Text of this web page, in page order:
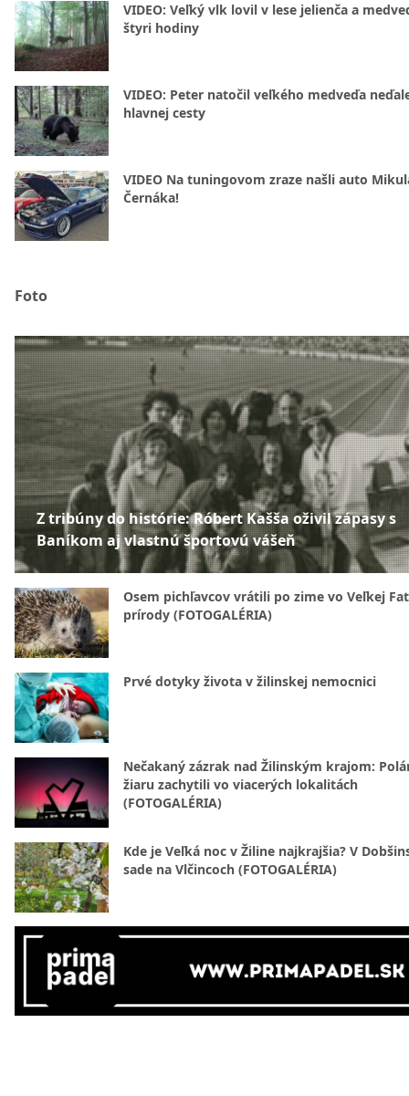
VIDEO: Veľký vlk lovil v lese jelienča a
štyri hodiny
VIDEO: Peter natočil veľkého medveďa
hlavnej cesty
VIDEO Na tuningovom zraze našli auto
Černáka!
Foto
Z tribúny do histórie: Róbert Kašša oživil zápasy s
Baníkom aj vlastnú športovú vášeň
Osem pichľavcov vrátili po zime vo Veľkej
prírody (FOTOGALÉRIA)
Prvé dotyky života v žilinskej nemocnici
Nečakaný zázrak nad Žilinským krajom:
žiaru zachytili vo viacerých lokalitách
(FOTOGALÉRIA)
Kde je Veľká noc v Žiline najkrajšia? V
sade na Vlčincoch (FOTOGALÉRIA)